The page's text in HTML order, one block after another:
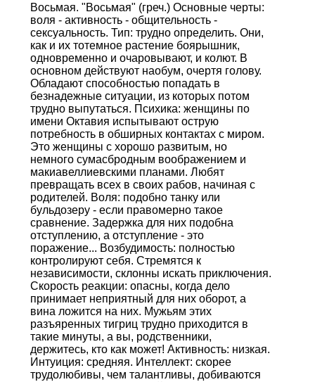
Восьмая. "Восьмая" (греч.) Основные черты:
воля - активность - общительность -
сексуальность. Тип: трудно определить. Они,
как и их тотемное растение боярышник,
одновременно и очаровывают, и колют. В
основном действуют наобум, очертя голову.
Обладают способностью попадать в
безнадежные ситуации, из которых потом
трудно выпутаться. Психика: женщины по
имени Октавия испытывают острую
потребность в обширных контактах с миром.
Это женщины с хорошо развитым, но
немного сумасбродным воображением и
макиавеллиевскими планами. Любят
превращать всех в своих рабов, начиная с
родителей. Воля: подобно танку или
бульдозеру - если правомерно такое
сравнение. Задержка для них подобна
отступлению, а отступление - это
поражение... Возбудимость: полностью
контролируют себя. Стремятся к
независимости, склонны искать приключения.
Скорость реакции: опасны, когда дело
принимает неприятный для них оборот, а
вина ложится на них. Мужьям этих
разъяренных тигриц трудно приходится в
такие минуты, а вы, родственники,
держитесь, кто как может! Активность: низкая.
Интуиция: средняя. Интеллект: скорее
трудолюбивы, чем талантливы, добиваются